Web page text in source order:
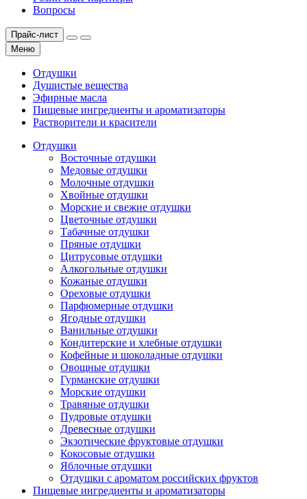
Вопросы
Прайс-лист
Меню
Отдушки
Душистые вещества
Эфирные масла
Пищевые ингредиенты и ароматизаторы
Растворители и красители
Отдушки
Восточные отдушки
Медовые отдушки
Молочные отдушки
Хвойные отдушки
Морские и свежие отдушки
Цветочные отдушки
Табачные отдушки
Пряные отдушки
Цитрусовые отдушки
Алкогольные отдушки
Кожаные отдушки
Ореховые отдушки
Парфюмерные отдушки
Ягодные отдушки
Ванильные отдушки
Кондитерские и хлебные отдушки
Кофейные и шоколадные отдушки
Овощные отдушки
Гурманские отдушки
Морские отдушки
Травяные отдушки
Пудровые отдушки
Древесные отдушки
Экзотические фруктовые отдушки
Кокосовые отдушки
Яблочные отдушки
Отдушки с ароматом российских фруктов
Пищевые ингредиенты и ароматизаторы